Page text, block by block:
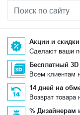
Акции и скидки
Сделают ваши
Бесплатный 3D
Всем клиентам
14 дней на
Возврат товара
% Дизайнерам